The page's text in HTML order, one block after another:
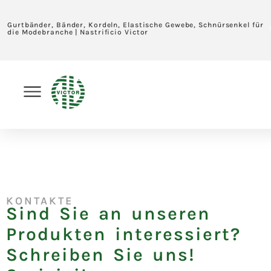
Gurtbänder, Bänder, Kordeln, Elastische Gewebe, Schnürsenkel für
die Modebranche | Nastrificio Victor
KONTAKTE
Sind Sie an unseren
Produkten interessiert?
Schreiben Sie uns!